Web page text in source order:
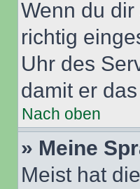
Wenn du
richtig
Uhr des
damit er
Nach oben
» Meine
Meist hat